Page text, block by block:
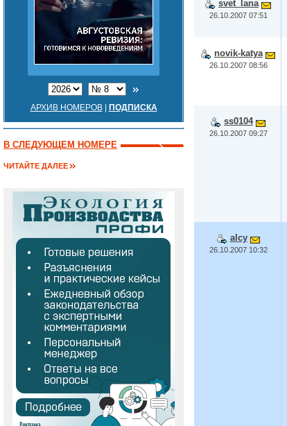
АРХИВ НОМЕРОВ| ПОДПИСКА
В СЛЕДУЮЩЕМ НОМЕРЕ
ЧИТАЙТЕ ДАЛЕЕ
svet_lana
26.10.2007 07:51
novik-katya
26.10.2007 08:56
ss0104
26.10.2007 09:27
alcy
26.10.2007 10:32